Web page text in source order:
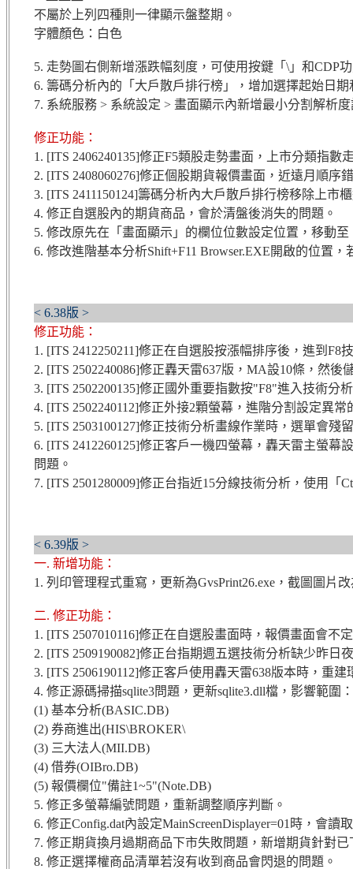
不屬於上列四種則一律顯示盤整期。
字體顏色：白色
5. 走勢圖右側新增漲跌幅刻度，可使用按鍵「\」和CDP
6. 籌碼分析內的「大戶散戶排行榜」，增加選擇起始日
7. 系統服務 > 系統設定 > 畫面顯示內新增最小分割解析
修正功能：
1. [ITS 2406240135]修正F5類股走勢畫面，上市分類指數
2. [ITS 2408060276]修正個股期貨報價畫面，近遠月順序
3. [ITS 2411150124]籌碼分析內大戶散戶排行榜移除上市
4. 修正自選股內的期貨商品，會於清盤後消失的問題。
5. 修改原先在「畫面顯示」的欄位位數設定位置，移動
6. 修改進階基本分析Shift+F11 Browser.EXE開啟的位置
< 6.38版 >
修正功能：
1. [ITS 2412250211]修正在自選股按漲幅排序後，進到
2. [ITS 2502240086]修正轟天雷637版，MA設10條，然
3. [ITS 2502200135]修正國外重要指數按"F8"進入技術
4. [ITS 2502240112]修正外接2顆螢幕，進階分割設定異常
5. [ITS 2503100127]修正技術分析畫線作業時，選單會殘
6. [ITS 2412260125]修正客戶一機四螢幕，轟天雷主螢
問題。
7. [ITS 2501280009]修正台指近15分線技術分析，使用「
< 6.39版 >
一. 新增功能：
1. 列印管理程式重寫，更新為GvsPrint26.exe，截圖圖片
二. 修正功能：
1. [ITS 2507010116]修正在自選股畫面時，報價畫面會不
2. [ITS 2509190082]修正台指期週五選技術分析缺少昨
3. [ITS 2506190112]修正客戶使用轟天雷638版本時，重
4. 修正源碼掃描sqlite3問題，更新sqlite3.dll檔，影響範圍：
(1) 基本分析(BASIC.DB)
(2) 券商進出(HIS\BROKER\
(3) 三大法人(MII.DB)
(4) 借券(OIBro.DB)
(5) 報價欄位"備註1~5"(Note.DB)
5. 修正多螢幕編號問題，重新調整順序判斷。
6. 修正Config.dat內設定MainScreenDisplayer=01時，會讀
7. 修正期貨換月過期商品下市失敗問題，新增期貨針對
8. 修正選擇權商品清單若沒有收到商品會閃退的問題。